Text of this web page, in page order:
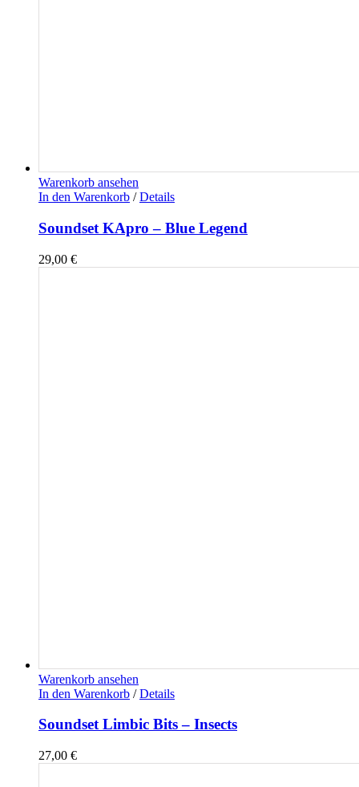
Warenkorb ansehen
In den Warenkorb / Details
Soundset KApro – Blue Legend
29,00 €
Warenkorb ansehen
In den Warenkorb / Details
Soundset Limbic Bits – Insects
27,00 €